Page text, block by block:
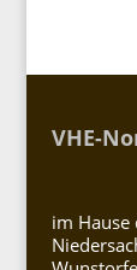
VHE-
im